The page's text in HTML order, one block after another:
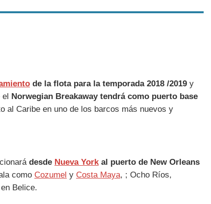
de la flota para la temporada 2018 /2019 y
el Norwegian Breakaway tendrá como puerto base
al Caribe en uno de los barcos más nuevos y
desde Nueva York al puerto de New Orleans
como Cozumel y Costa Maya, ; Ocho Ríos,
Belice.